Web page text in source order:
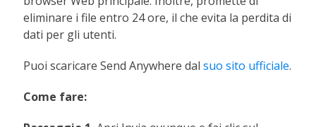
eliminare i file entro 24 ore, il che evita la perdita di
dati per gli utenti.
Puoi scaricare Send Anywhere dalsuo sito ufficiale.
Come fare: